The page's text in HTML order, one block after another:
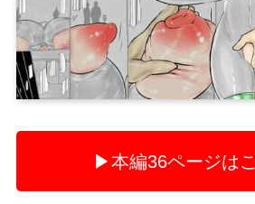
▶本編36ページはこ